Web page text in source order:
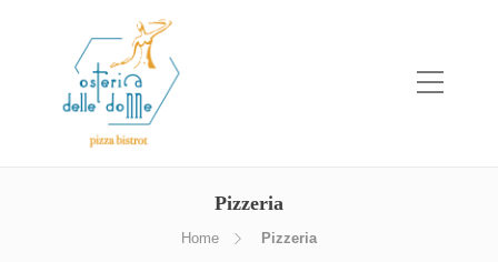
Pizzeria
Home Pizzeria